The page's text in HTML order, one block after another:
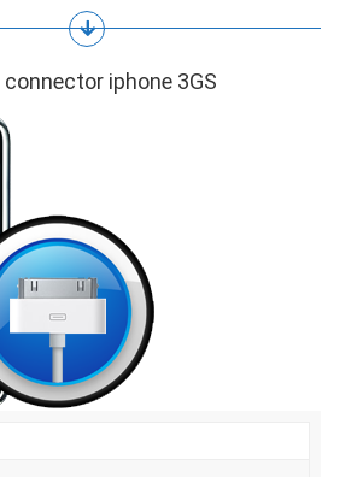
iphone 3GS